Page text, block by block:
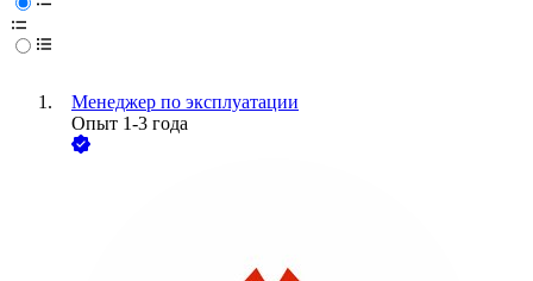
Менеджер по эксплуатации
Опыт 1-3 года